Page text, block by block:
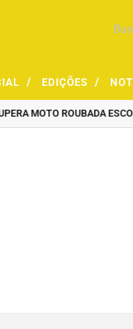
/ EDIÇÕES /
ROUBADA